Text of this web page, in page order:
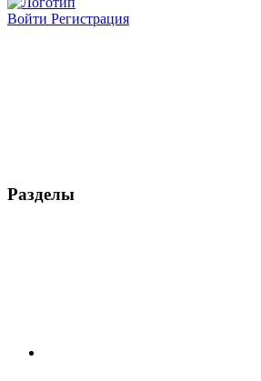
Войти Регистрация
Разделы